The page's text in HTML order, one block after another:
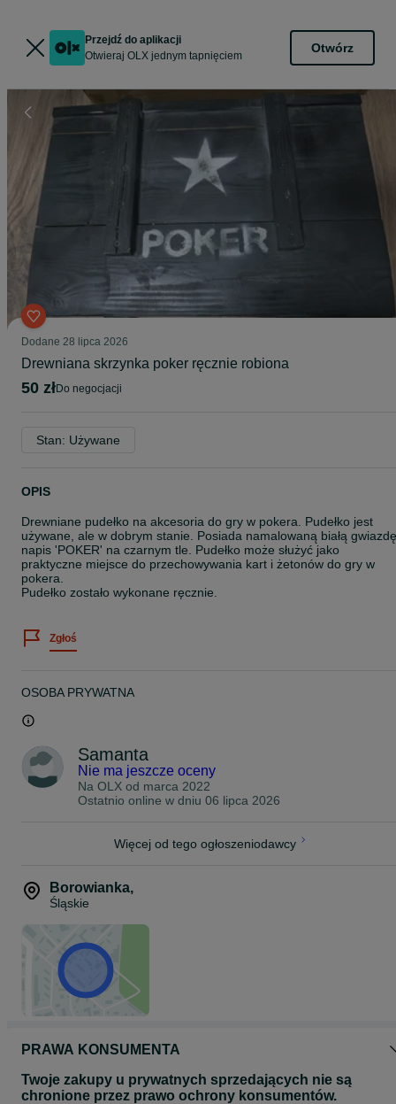
Przejdź do aplikacji
Otwieraj OLX jednym tapnięciem
Otwórz
Dodane 28 lipca 2026
Drewniana skrzynka poker ręcznie robiona
50 zł do negocjacji
Stan: Używane
OPIS
Drewniane pudełko na akcesoria do gry w pokera. Pudełko jest
używane, ale w dobrym stanie. Posiada namalowaną białą
napis 'POKER' na czarnym tle. Pudełko może służyć jako
praktyczne miejsce do przechowywania kart i żetonów do gry w
pokera.
Pudełko zostało wykonane ręcznie.
Zgłoś
OSOBA PRYWATNA
Samanta
Nie ma jeszcze oceny
Na OLX od marca 2022
Ostatnio online w dniu 06 lipca 2026
Więcej od tego ogłoszeniodawcy
Borowianka,
Śląskie
PRAWA KONSUMENTA
Twoje zakupy u prywatnych sprzedających nie są
chronione przez prawo ochrony konsumentów.